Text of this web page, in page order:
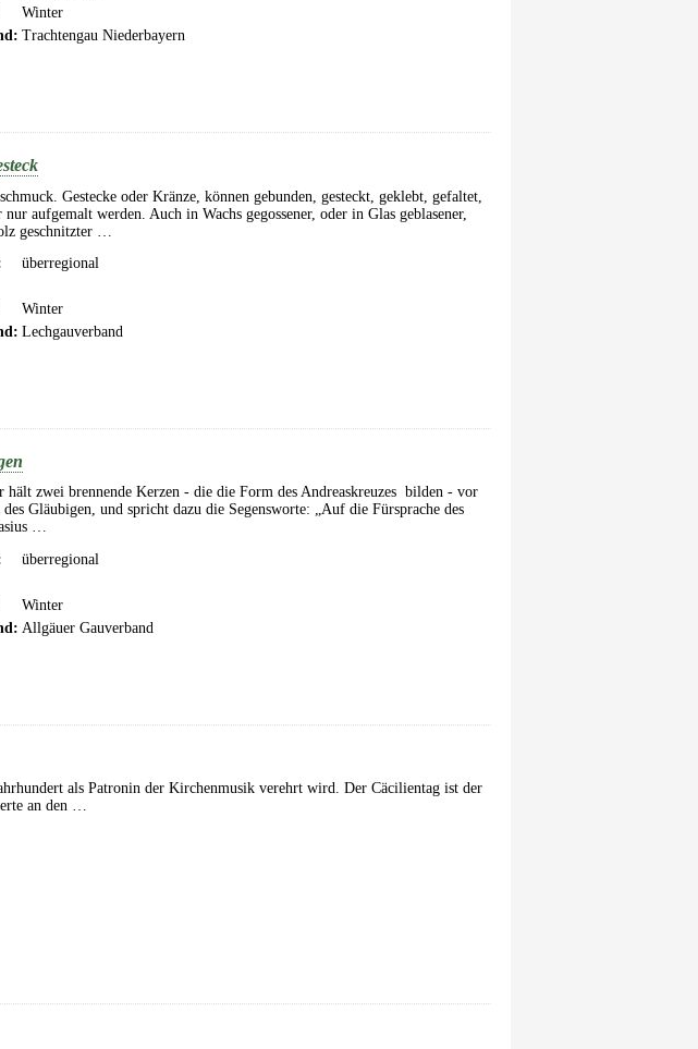
Winter
Trachtengau Niederbayern
Gestecke oder Kränze, können gebunden, gesteckt, geklebt, gefaltet,
nur aufgemalt werden. Auch in Wachs gegossener, oder in Glas geblasener,
geschnitzter …
überregional
Winter
Lechgauverband
hält zwei brennende Kerzen - die die Form des Andreaskreuzes bilden - vor
des Gläubigen, und spricht dazu die Segensworte: „Auf die Fürsprache des
…
überregional
Winter
Allgäuer Gauverband
als Patronin der Kirchenmusik verehrt wird. Der Cäcilientag ist der
an den …